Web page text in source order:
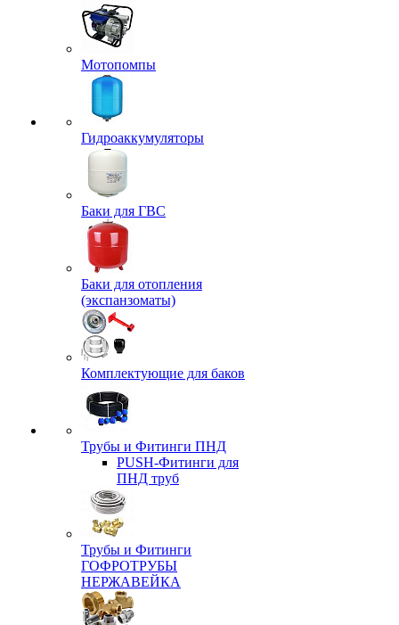
Мотопомпы
Гидроаккумуляторы
Баки для ГВС
Баки для отопления
(экспанзоматы)
Комплектующие для баков
Трубы и Фитинги ПНД
PUSH-Фитинги для
ПНД труб
Трубы и Фитинги
ГОФРОТРУБЫ
НЕРЖАВЕЙКА